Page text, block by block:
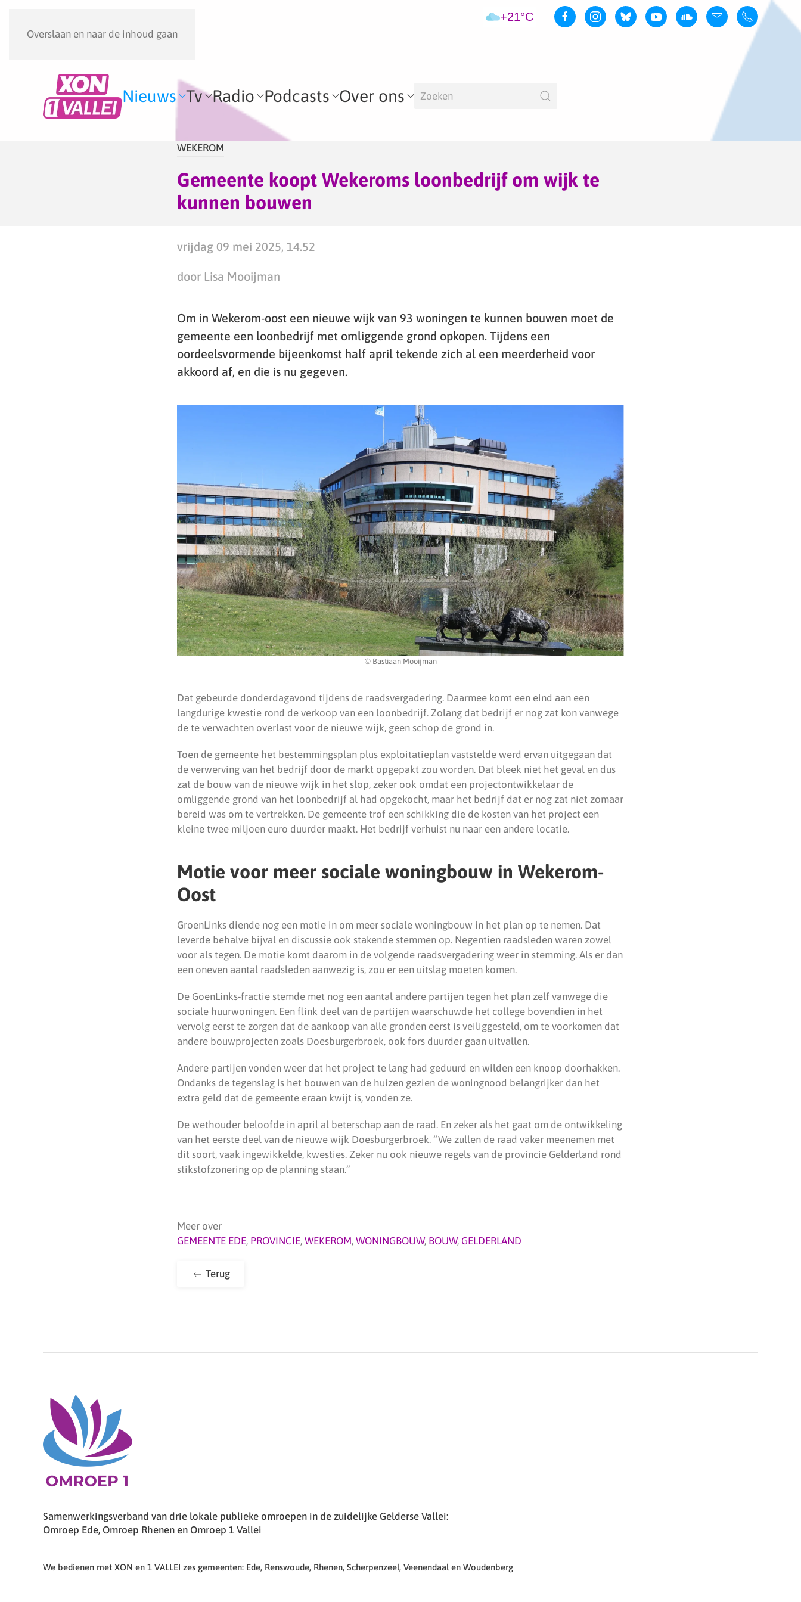
Overslaan en naar de inhoud gaan
+21°C
Nieuws Tv Radio Podcasts Over ons
WEKEROM
Gemeente koopt Wekeroms loonbedrijf om wijk te
kunnen bouwen
vrijdag 09 mei 2025, 14.52
door Lisa Mooijman
Om in Wekerom-oost een nieuwe wijk van 93 woningen te kunnen bouwen moet de
gemeente een loonbedrijf met omliggende grond opkopen. Tijdens een
oordeelsvormende bijeenkomst half april tekende zich al een meerderheid voor
akkoord af, en die is nu gegeven.
© Bastiaan Mooijman
Dat gebeurde donderdagavond tijdens de raadsvergadering. Daarmee komt een eind aan een
langdurige kwestie rond de verkoop van een loonbedrijf. Zolang dat bedrijf er nog zat kon vanwege
de te verwachten overlast voor de nieuwe wijk, geen schop de grond in.
Toen de gemeente het bestemmingsplan plus exploitatieplan vaststelde werd ervan uitgegaan dat
de verwerving van het bedrijf door de markt opgepakt zou worden. Dat bleek niet het geval en dus
zat de bouw van de nieuwe wijk in het slop, zeker ook omdat een projectontwikkelaar de
omliggende grond van het loonbedrijf al had opgekocht, maar het bedrijf dat er nog zat niet zomaar
bereid was om te vertrekken. De gemeente trof een schikking die de kosten van het project een
kleine twee miljoen euro duurder maakt. Het bedrijf verhuist nu naar een andere locatie.
Motie voor meer sociale woningbouw in Wekerom-
Oost
GroenLinks diende nog een motie in om meer sociale woningbouw in het plan op te nemen. Dat
leverde behalve bijval en discussie ook stakende stemmen op. Negentien raadsleden waren zowel
voor als tegen. De motie komt daarom in de volgende raadsvergadering weer in stemming. Als er dan
een oneven aantal raadsleden aanwezig is, zou er een uitslag moeten komen.
De GoenLinks-fractie stemde met nog een aantal andere partijen tegen het plan zelf vanwege die
sociale huurwoningen. Een flink deel van de partijen waarschuwde het college bovendien in het
vervolg eerst te zorgen dat de aankoop van alle gronden eerst is veiliggesteld, om te voorkomen dat
andere bouwprojecten zoals Doesburgerbroek, ook fors duurder gaan uitvallen.
Andere partijen vonden weer dat het project te lang had geduurd en wilden een knoop doorhakken.
Ondanks de tegenslag is het bouwen van de huizen gezien de woningnood belangrijker dan het
extra geld dat de gemeente eraan kwijt is, vonden ze.
De wethouder beloofde in april al beterschap aan de raad. En zeker als het gaat om de ontwikkeling
van het eerste deel van de nieuwe wijk Doesburgerbroek. “We zullen de raad vaker meenemen met
dit soort, vaak ingewikkelde, kwesties. Zeker nu ook nieuwe regels van de provincie Gelderland rond
stikstofzonering op de planning staan.”
Meer over
GEMEENTE EDE, PROVINCIE, WEKEROM, WONINGBOUW, BOUW, GELDERLAND
Terug
Samenwerkingsverband van drie lokale publieke omroepen in de zuidelijke Gelderse Vallei:
Omroep Ede, Omroep Rhenen en Omroep 1 Vallei
We bedienen met XON en 1 VALLEI zes gemeenten: Ede, Renswoude, Rhenen, Scherpenzeel, Veenendaal en Woudenberg